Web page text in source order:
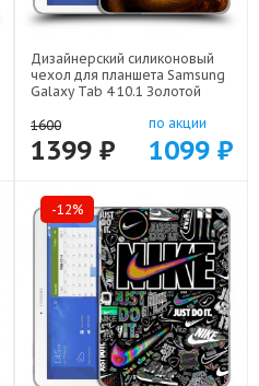
Дизайнерский силиконовый
чехол для планшета Samsung
Galaxy Tab 4 10.1 Золотой
1600
1399 ₽
по акции
1099 ₽
-12%